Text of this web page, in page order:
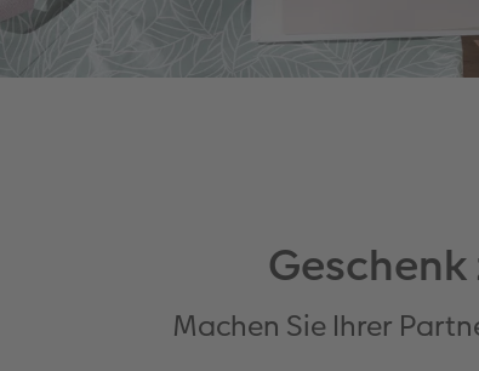
Machen Sie Ihrer